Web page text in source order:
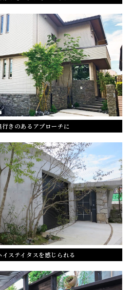
きのあるアプローチに
ステイタスを感じられる